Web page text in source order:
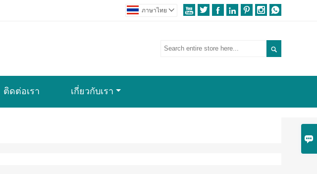

      
ภาษาไทย 

ติดต่อเรา เกี่ยวกับเรา